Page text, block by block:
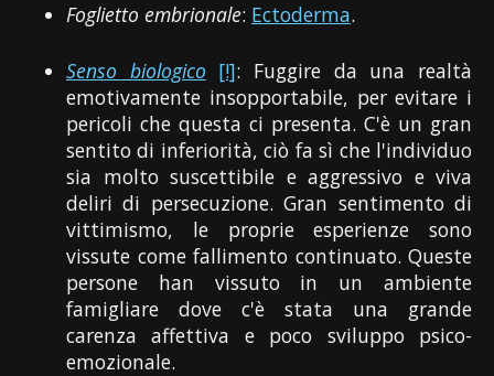
Foglietto embrionale: Ectoderma.
Senso biologico [!]: Fuggire da una realtà
emotivamente insopportabile, per evitare i
pericoli che questa ci presenta. C'è un gran
sentito di inferiorità, ciò fa sì che l'individuo
sia molto suscettibile e aggressivo e viva
deliri di persecuzione. Gran sentimento di
vittimismo, le proprie esperienze sono
vissute come fallimento continuato. Queste
persone han vissuto in un ambiente
famigliare dove c'è stata una grande
carenza affettiva e poco sviluppo psico-
emozionale.